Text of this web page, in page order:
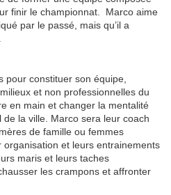
finir le championnat. Marco aime
par le passé, mais qu’il a
pour constituer son équipe,
et non professionnelles du
en main et changer la mentalité
la ville. Marco sera leur coach
de famille ou femmes
et leurs entrainements
maris et leurs taches
les crampons et affronter